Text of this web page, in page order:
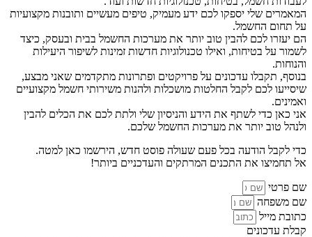
המאמרים שלי יספקו לכם ידע מעמיק, טיפים מעשיים ותובנות מקצועיות
על תחום החשמל.
הם יעזרו לכם להבין טוב יותר את מערכות החשמל בבית ובעסק, כיצד
לשמור על בטיחות, ואילו טכנולוגיות חדשות זמינות לשיפור היעילות
והנוחות.
בנוסף, תקבלו עדכונים על פרויקטים ופתרונות מתקדמים שאני מבצע,
שיסייעו לכם לקבל החלטות מושכלות ולהנות משירותי חשמל מקצועיים
ואמינים.
אני כאן כדי לשתף את הידע והניסיון שלי ולתת לכם את הכלים להבין
ולנהל טוב יותר את מערכות החשמל שלכם.
כדי לקבל הודעה בכל פעם שעולה פוסט חדש, הירשמו כאן למטה.
אל תחמיצו את התכנים המרתקים והעדכניים ביותר!
שם פרטי
שם משפחה
כתובת מייל
קבלת עדכונים